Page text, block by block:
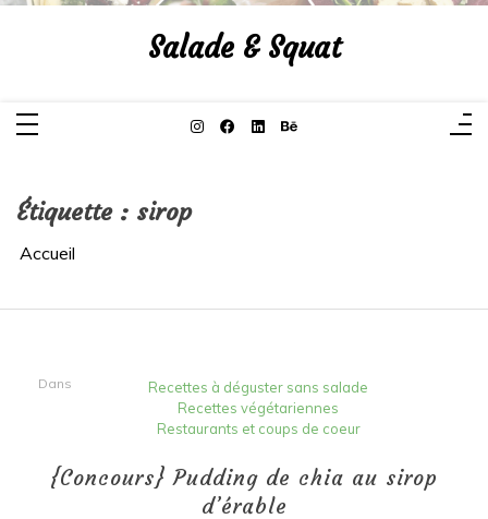
Aller
Salade & Squat
Étiquette : sirop
Accueil
Dans
Recettes à déguster sans salade
Recettes végétariennes
Restaurants et coups de coeur
{Concours} Pudding de chia au sirop
d’érable